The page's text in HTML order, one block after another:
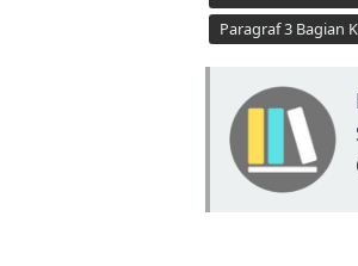
Paragraf 3 Bagian